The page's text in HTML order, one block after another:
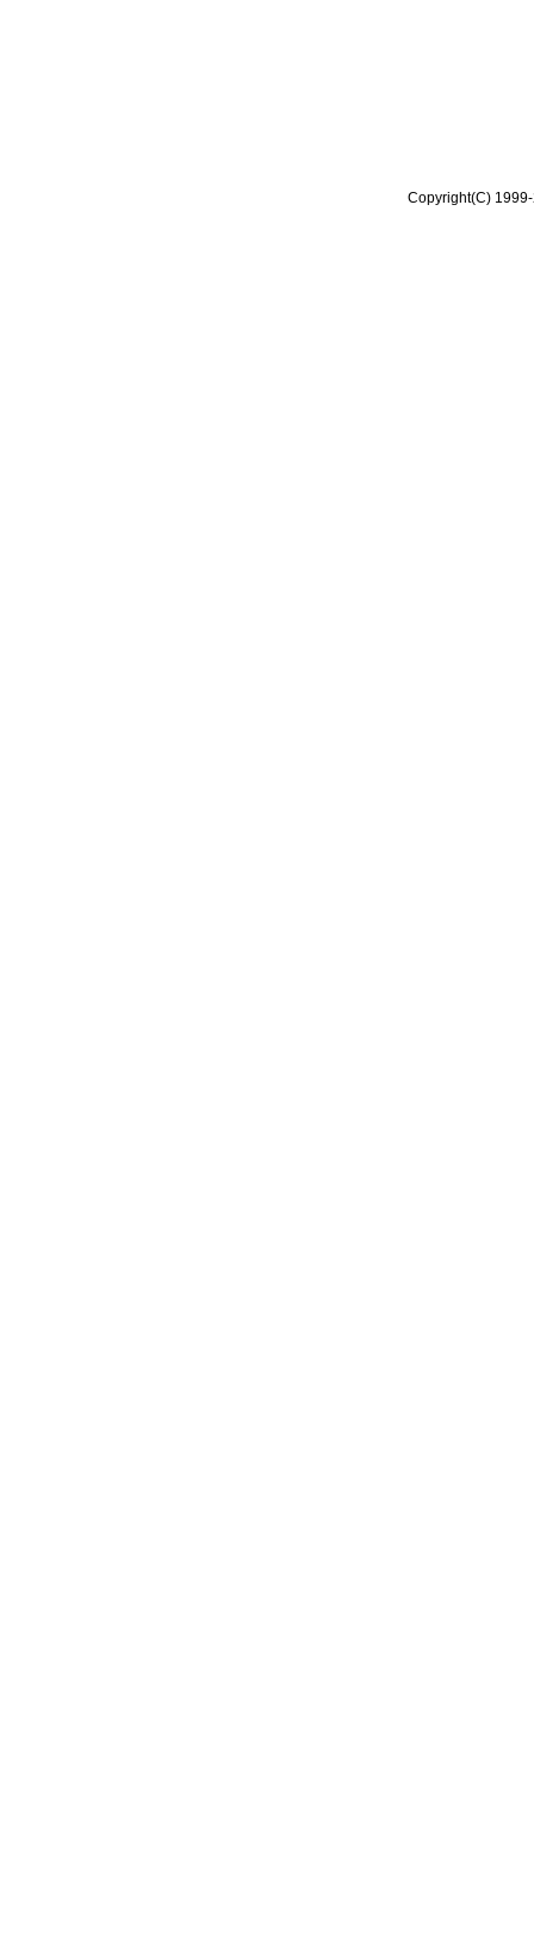
Copyright(C)